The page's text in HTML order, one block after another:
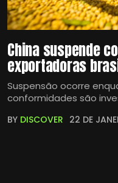
China suspende
exportadoras
Suspensão ocorre
conformidades são
BY DISCOVER 22 DE